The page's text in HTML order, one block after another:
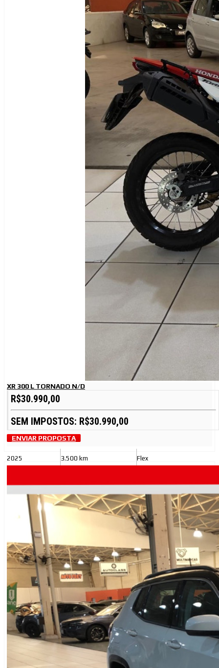
XR 300 L TORNADO N/D
R$30.990,00
SEM IMPOSTOS: R$30.990,00
ENVIAR PROPOSTA
2025 3.500 km Flex